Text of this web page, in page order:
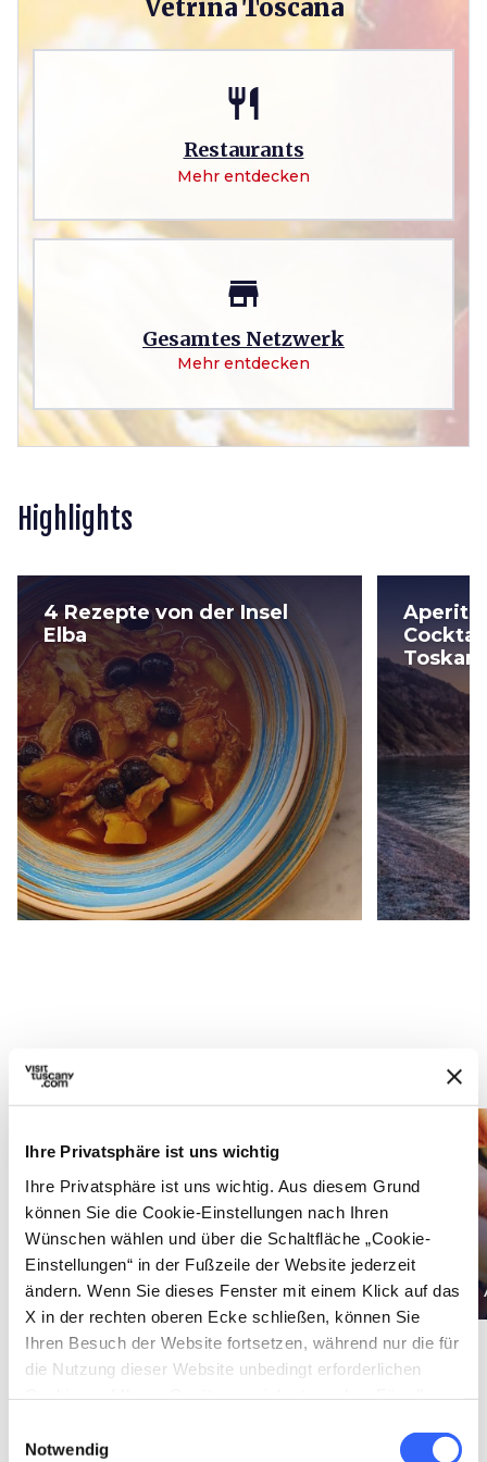
Ihre Privatsphäre ist uns wichtig
Ihre Privatsphäre ist uns wichtig. Aus diesem Grund
können Sie die Cookie-Einstellungen nach Ihren
Wünschen wählen und über die Schaltfläche „Cookie-
Einstellungen“ in der Fußzeile der Website jederzeit
ändern. Wenn Sie dieses Fenster mit einem Klick auf das
X in der rechten oberen Ecke schließen, können Sie
Ihren Besuch der Website fortsetzen, während nur die für
die Nutzung dieser Website unbedingt erforderlichen
Zustimmung.
Notwendig
Vetrina Toscana
restaurant
Restaurants
Mehr entdecken
store
Gesamtes Netzwerk
Mehr entdecken
Highlights
4 Rezepte von der Insel
Elba
Aperitif
Siehe auch
Rezepte
Wein- und
Ölstraßen